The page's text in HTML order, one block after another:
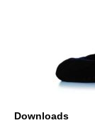
Downloads